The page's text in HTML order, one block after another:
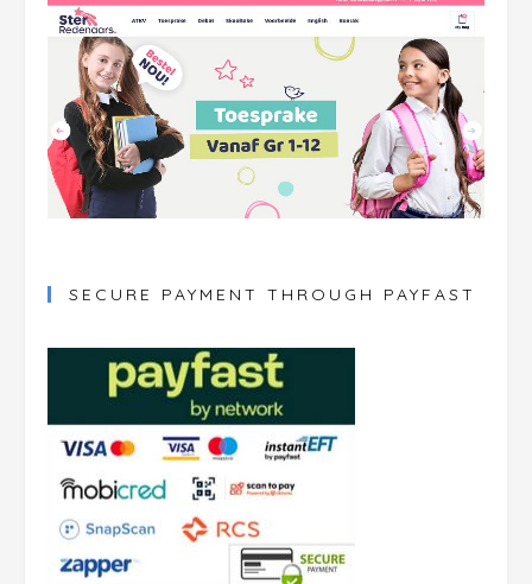
SECURE PAYMENT THROUGH PAYFAST